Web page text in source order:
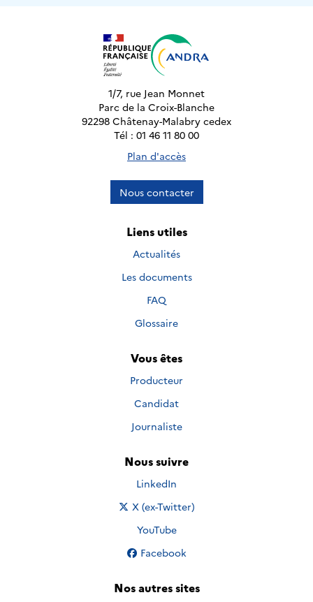
1/7, rue Jean Monnet
Parc de la Croix-Blanche
92298 Châtenay-Malabry cedex
Tél : 01 46 11 80 00
Plan d'accès
Nous contacter
Liens utiles
Actualités
Les documents
FAQ
Glossaire
Vous êtes
Producteur
Candidat
Journaliste
Nous suivre
Nous suivre sur
LinkedIn
Nous suivre sur
X (ex-Twitter)
Nous suivre sur
YouTube
Nous suivre sur
Facebook
Nos autres sites